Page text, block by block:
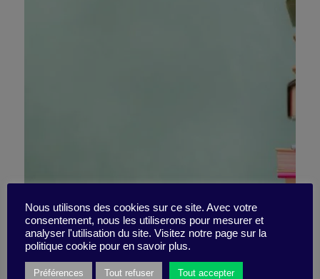
10 not-to-miss books
for the summer!
Nous utilisons des cookies sur ce site. Avec votre
consentement, nous les utiliserons pour mesurer et
analyser l'utilisation du site. Visitez notre page sur la
politique cookie pour en savoir plus.
Préférences Tout refuser Tout accepter